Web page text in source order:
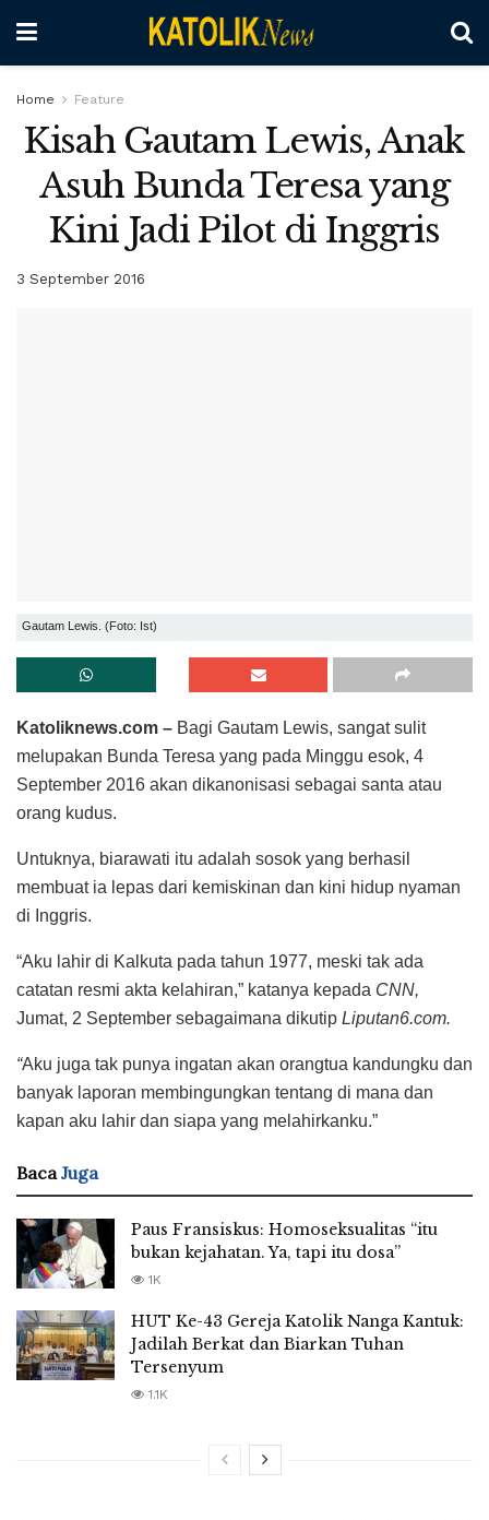
Home Feature
Kisah Gautam Lewis, Anak
Asuh Bunda Teresa yang
Kini Jadi Pilot di Inggris
3 September 2016
Gautam Lewis. (Foto: Ist)
Katoliknews.com – Bagi Gautam Lewis, sangat sulit
melupakan Bunda Teresa yang pada Minggu esok, 4
September 2016 akan dikanonisasi sebagai santa atau
orang kudus.
Untuknya, biarawati itu adalah sosok yang berhasil
membuat ia lepas dari kemiskinan dan kini hidup nyaman
di Inggris.
“Aku lahir di Kalkuta pada tahun 1977, meski tak ada
catatan resmi akta kelahiran,” katanya kepada CNN,
Jumat, 2 September sebagaimana dikutip Liputan6.com.
“Aku juga tak punya ingatan akan orangtua kandungku dan
banyak laporan membingungkan tentang di mana dan
kapan aku lahir dan siapa yang melahirkanku.”
Baca Juga
Paus Fransiskus: Homoseksualitas “itu
bukan kejahatan. Ya, tapi itu dosa”
1K
HUT Ke-43 Gereja Katolik Nanga Kantuk:
Jadilah Berkat dan Biarkan Tuhan
Tersenyum
1.1K